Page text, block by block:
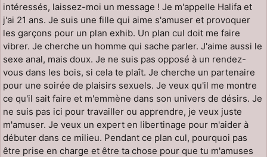
intéressés, laissez-moi un message ! Je m'appelle Halifa et
j'ai 21 ans. Je suis une fille qui aime s'amuser et provoquer
les garçons pour un plan exhib. Un plan cul doit me faire
vibrer. Je cherche un homme qui sache parler. J'aime aussi le
sexe anal, mais doux. Je ne suis pas opposé à un rendez-
vous dans les bois, si cela te plaît. Je cherche un partenaire
pour une soirée de plaisirs sexuels. Je veux qu'il me montre
ce qu'il sait faire et m'emmène dans son univers de désirs. Je
ne suis pas ici pour travailler ou apprendre, je veux juste
m'amuser. Je veux un expert en libertinage pour m'aider à
débuter dans ce milieu. Pendant ce plan cul, pourquoi pas
être prise en charge et être ta chose pour que tu m'amuses